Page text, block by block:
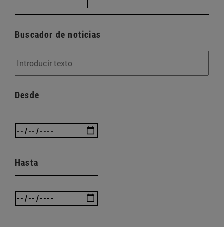
Buscador de noticias
Desde
Hasta